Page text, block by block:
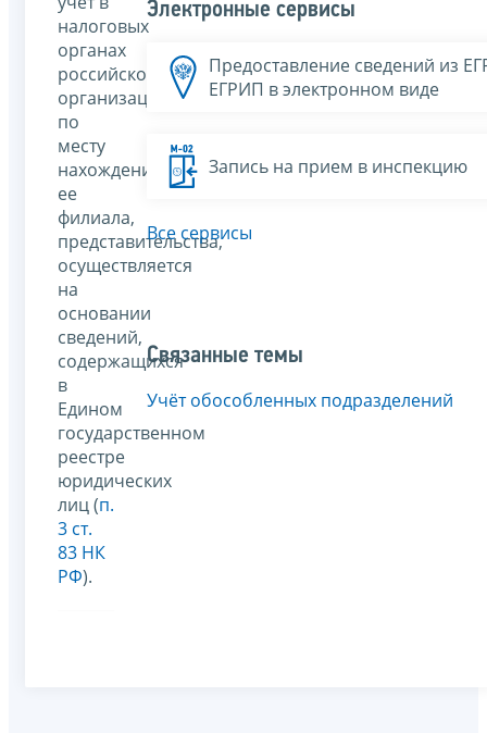
налоговых
органах
российской
организации
по
месту
нахождения
ее
филиала,
представительства,
осуществляется
на
основании
сведений,
содержащихся
в
Едином
государственном
реестре
юридических
лиц (п.
3 ст.
83 НК
РФ).
Электронные сервисы
Предоставление сведений из
ЕГРИП в электронном виде
Запись на прием в инспекцию
Все сервисы
Связанные темы
Учёт обособленных подразделений